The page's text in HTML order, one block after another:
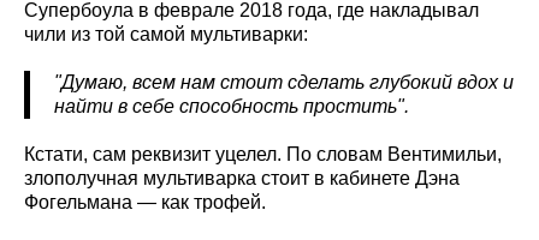
Супербоула в феврале 2018 года, где накладывал
чили из той самой мультиварки:
"Думаю, всем нам стоит сделать глубокий вдох и
найти в себе способность простить".
Кстати, сам реквизит уцелел. По словам Вентимильи,
злополучная мультиварка стоит в кабинете Дэна
Фогельмана — как трофей.